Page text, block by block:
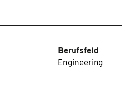
Berufsfeld
Engineering